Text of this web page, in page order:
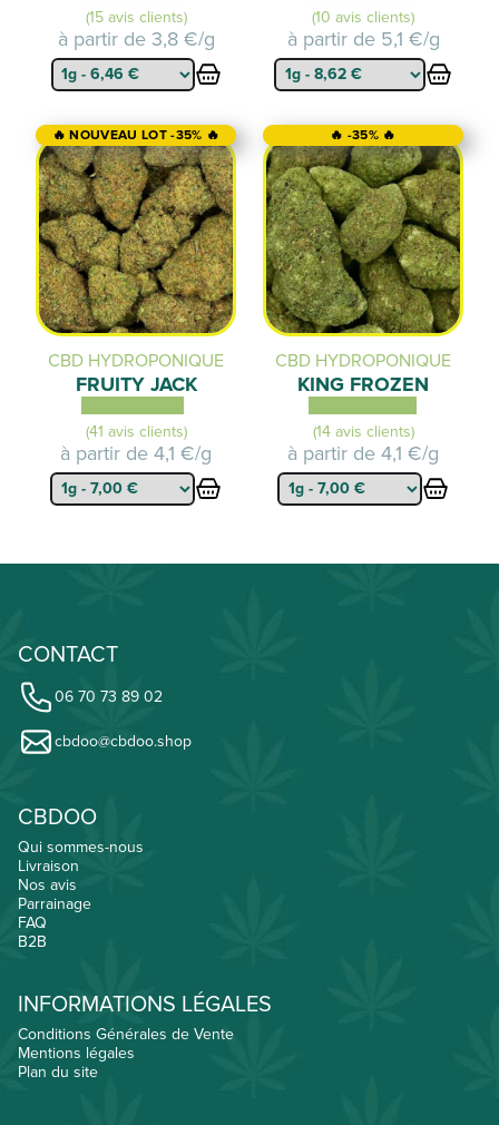
(15 avis clients)
à partir de 3,8 €/g
(10 avis clients)
à partir de 5,1 €/g
🔥 NOUVEAU LOT -35% 🔥
CBD HYDROPONIQUE
FRUITY JACK
(41 avis clients)
à partir de 4,1 €/g
🔥 -35% 🔥
CBD HYDROPONIQUE
KING FROZEN
(14 avis clients)
à partir de 4,1 €/g
CONTACT
06 70 73 89 02
cbdoo@cbdoo.shop
CBDOO
Qui sommes-nous
Livraison
Nos avis
Parrainage
FAQ
B2B
INFORMATIONS LÉGALES
Conditions Générales de Vente
Mentions légales
Plan du site